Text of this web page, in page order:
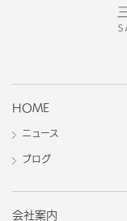
HOME
ニュース
ブログ
会社案内